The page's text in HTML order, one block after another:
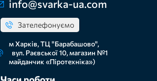
info@svarka-ua.com
Зателефонуємо
м Харків, ТЦ "Барабашово",
вул. Раєвської 10, магазин №1
майданчик «Піротехніка»)